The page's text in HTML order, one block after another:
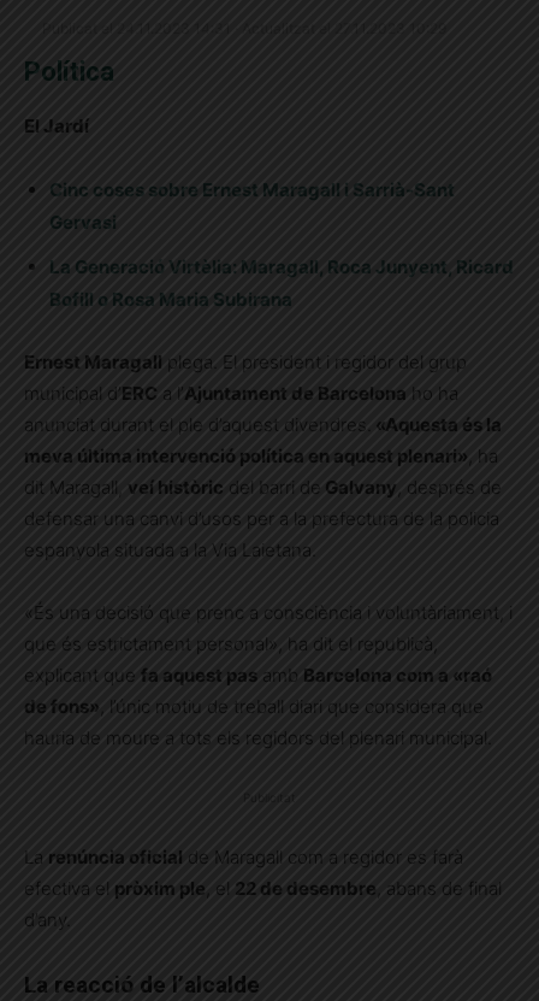
Política
El Jardí
Cinc coses sobre Ernest Maragall i Sarrià-Sant
Gervasi
La Generació Virtèlia: Maragall, Roca Junyent, Ricard
Bofill o Rosa Maria Subirana
Ernest Maragall plega. El president i regidor del grup
municipal d’ ERC a l’Ajuntament de Barcelona ho ha
anunciat durant el ple d’aquest divendres. «Aquesta és la
meva última intervenció política en aquest plenari», ha
dit Maragall, veí històric del barri de Galvany, després de
defensar una canvi d’usos per a la prefectura de la policia
espanyola situada a la Via Laietana.
«És una decisió que prenc a consciència i voluntàriament, i
que és estrictament personal», ha dit el republicà,
explicant que fa aquest pas amb Barcelona com a «raó
de fons» , l’únic motiu de treball diari que considera que
hauria de moure a tots els regidors del plenari municipal.
La renúncia oficial
de Maragall com a regidor es farà
efectiva el pròxim ple, el 22 de desembre , abans de final
d’any.
La reacció de l’alcalde